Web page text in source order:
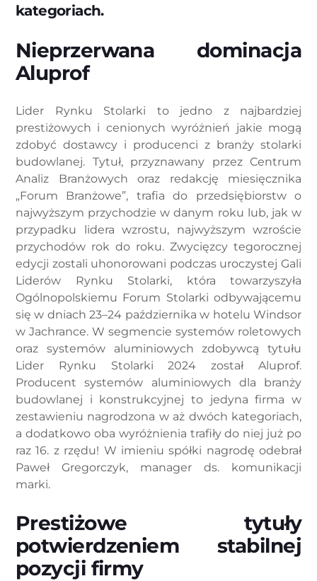
kategoriach.
Nieprzerwana dominacja
Aluprof
Lider Rynku Stolarki to jedno z najbardziej
prestiżowych i cenionych wyróżnień jakie mogą
zdobyć dostawcy i producenci z branży stolarki
budowlanej. Tytuł, przyznawany przez Centrum
Analiz Branżowych oraz redakcję miesięcznika
„Forum Branżowe”, trafia do przedsiębiorstw o
najwyższym przychodzie w danym roku lub, jak w
przypadku lidera wzrostu, najwyższym wzroście
przychodów rok do roku. Zwycięzcy tegorocznej
edycji zostali uhonorowani podczas uroczystej Gali
Liderów Rynku Stolarki, która towarzyszyła
Ogólnopolskiemu Forum Stolarki odbywającemu
się w dniach 23–24 października w hotelu Windsor
w Jachrance. W segmencie systemów roletowych
oraz systemów aluminiowych zdobywcą tytułu
Lider Rynku Stolarki 2024 został Aluprof.
Producent systemów aluminiowych dla branży
budowlanej i konstrukcyjnej to jedyna firma w
zestawieniu nagrodzona w aż dwóch kategoriach,
a dodatkowo oba wyróżnienia trafiły do niej już po
raz 16. z rzędu! W imieniu spółki nagrodę odebrał
Paweł Gregorczyk, manager ds. komunikacji
marki.
Prestiżowe tytuły
potwierdzeniem stabilnej
pozycji firmy